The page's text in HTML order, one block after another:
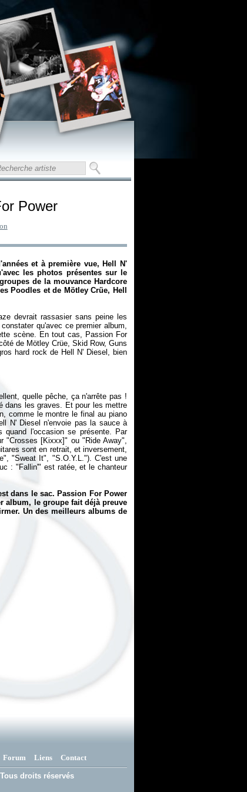
Power
et à première vue, Hell N'
les photos présentes sur le
de la mouvance Hardcore
Poodles et de Mötley Crüe, Hell
devrait rassasier sans peine les
qu'avec ce premier album,
scène. En tout cas, Passion For
de Mötley Crüe, Skid Row, Guns
hard rock de Hell N' Diesel, bien
quelle pêche, ça n'arrête pas !
dans les graves. Et pour les mettre
comme le montre le final au piano
N' Diesel n'envoie pas la sauce à
l'occasion se présente. Par
"Crosses [Kixxx]" ou "Ride Away",
sont en retrait, et inversement,
"Sweat It", "S.O.Y.L."). C'est une
: "Fallin'" est ratée, et le chanteur
dans le sac. Passion For Power
album, le groupe fait déjà preuve
Un des meilleurs albums de
Forum Liens Contact
droits réservés